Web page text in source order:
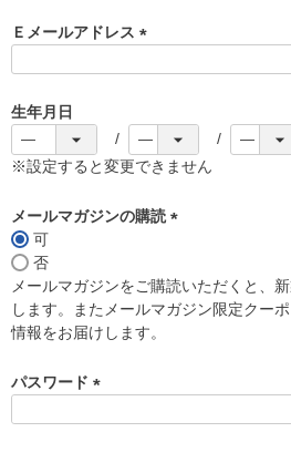
)
Ｅメールアドレス
)
生年月日
※設定すると変更できません
メールマガジンの購読
須
)
可
否
メールマガジンをご購読いただくと、
します。またメールマガジン限定クー
情報をお届けします。
パスワード